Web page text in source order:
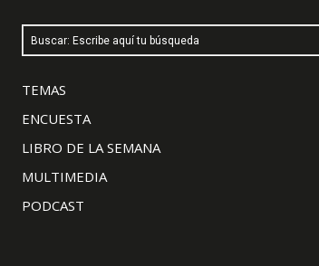
Buscar: Escribe aquí tu búsqueda
TEMAS
ENCUESTA
LIBRO DE LA SEMANA
MULTIMEDIA
PODCAST